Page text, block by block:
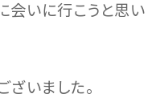
会いに行こうと思い
ざいました。